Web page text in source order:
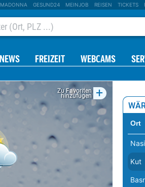
MADONNA GESUND24 MEINJOB REISEN TICKETS
NEWS FREIZEIT WEBCAMS
Zu Favoriten
hinzufügen +
Ort
Kut